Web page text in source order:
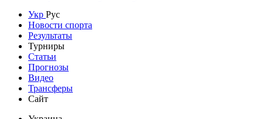
Укр Рус
Новости спорта
Результаты
Турниры
Статьи
Прогнозы
Видео
Трансферы
Сайт